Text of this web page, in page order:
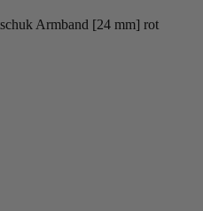
Armband [24 mm] rot